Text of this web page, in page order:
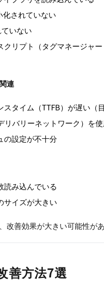
化されていない
いない
クリプト（タグマネージャ
連
タイム（TTFB）が遅い（
リバリーネットワーク）を
の設定が不十分
読み込んでいる
サイズが大きい
改善効果が大きい可能性があ
善方法7選